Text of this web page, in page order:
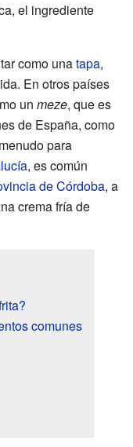
el ingrediente
como unatapa,
En otros países
un meze, que es
de España, como
para
, es común
de Córdoba, a
crema fría de
comunes